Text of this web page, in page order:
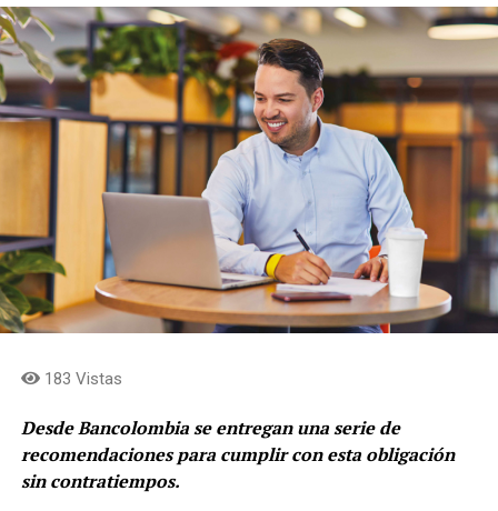
“ACE es una señal clara de confianza en el valor de
Grupo Argos y en la calidad de su portafolio. Después
de una década de simplificación y enfoque, la
compañía está lista para acelerar la captura de valor
para sus accionistas. Estamos concentrados en
fortalecer la rentabilidad de los negocios, en cerrar el
descuento de las acciones frente al valor
fundamental, en acercar los flujos de caja al holding
y en simplificar la estructura para consolidar el rol de
asignación de capital en cabeza de Grupo Argos y
concentrar el rol de gestión de activos y
levantamiento de capital en cabeza de Grupo Argos
Asset Management (Odinsa)»afirma, Juan Esteban
183 Vistas
Desde Bancolombia se entregan una serie de
recomendaciones para cumplir con esta obligación
sin contratiempos.